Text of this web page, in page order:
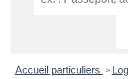
Accueil particuliers >